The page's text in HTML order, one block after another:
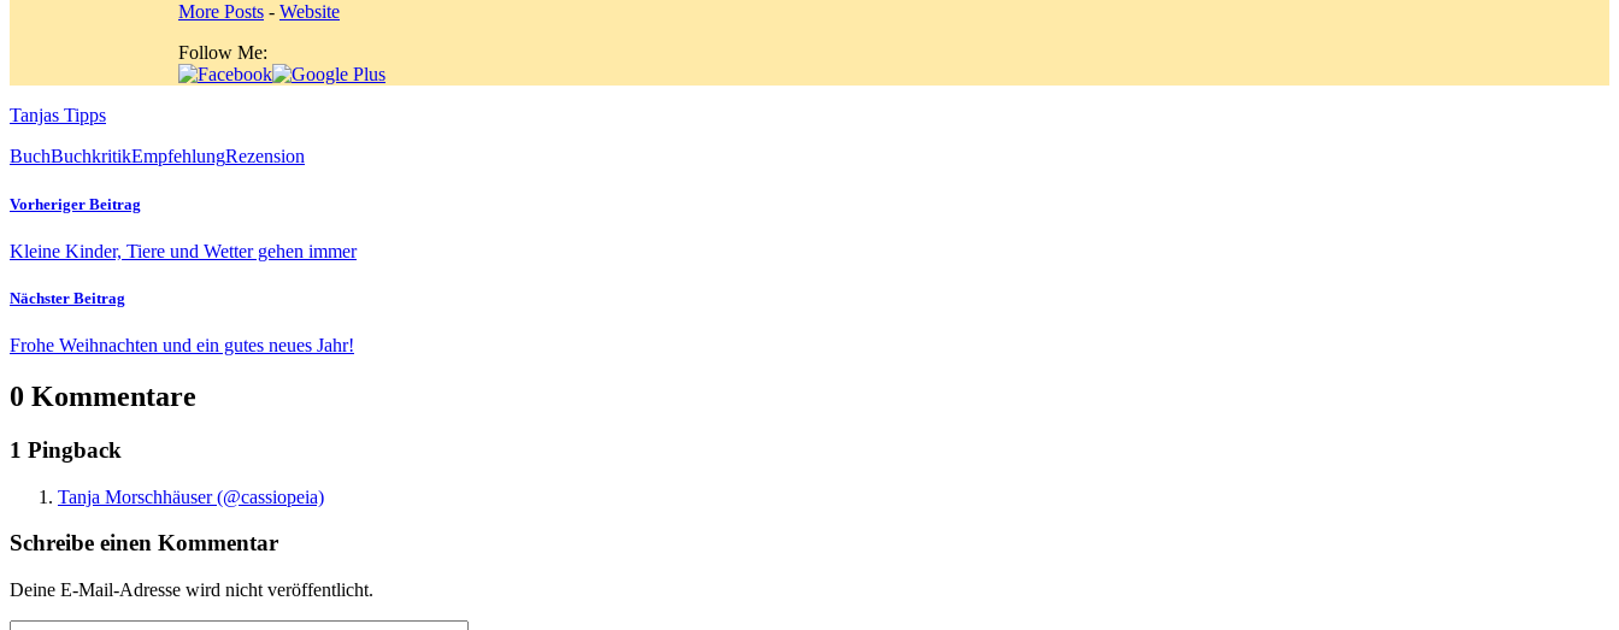
More Posts - Website
Follow Me:
Tanjas Tipps
BuchBuchkritikEmpfehlungRezension
Vorheriger Beitrag
Kleine Kinder, Tiere und Wetter gehen immer
Nächster Beitrag
Frohe Weihnachten und ein gutes neues Jahr!
0 Kommentare
1 Pingback
Tanja Morschhäuser (@cassiopeia)
Schreibe einen Kommentar
Deine E-Mail-Adresse wird nicht veröffentlicht.